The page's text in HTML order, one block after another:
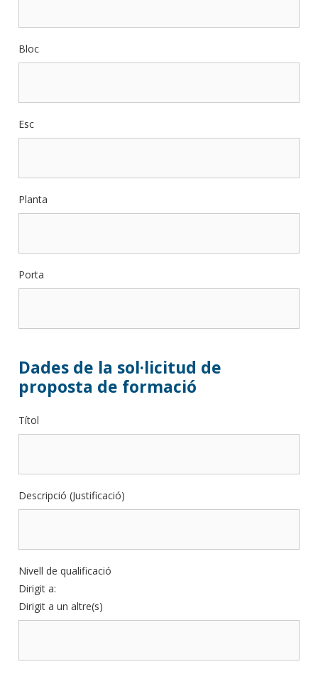
Bloc
Esc
Planta
Porta
Dades de la sol·licitud de
proposta de formació
Títol
Descripció (Justificació)
Nivell de qualificació
Dirigit a:
Dirigit a un altre(s)